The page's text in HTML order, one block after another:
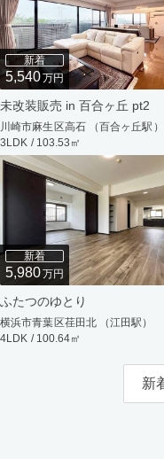
新着
5,540万円
未改装販売 in 百合ヶ丘 pt2
川崎市麻生区高石 （百合ヶ丘駅）
3LDK / 103.53㎡
新着
5,980万円
ふたつのゆとり
横浜市青葉区荏田北 （江田駅）
4LDK / 100.64㎡
新